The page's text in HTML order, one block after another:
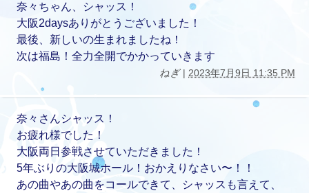
奈々ちゃん、シャッス！
大阪2daysありがとうございました！
最後、新しいの生まれましたね！
次は福島！全力全開でかかっていきます
ねぎ| 2023年7月9日 11:35 PM
奈々さんシャッス！
お疲れ様でした！
大阪両日参戦させていただきました！
5年ぶりの大阪城ホール！おかえりなさい〜！！
あの曲やあの曲をコールできて、シャッスも言えて、